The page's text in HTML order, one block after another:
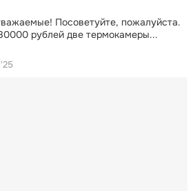
Посоветуйте, пожалуйста.
рублей две термокамеры...